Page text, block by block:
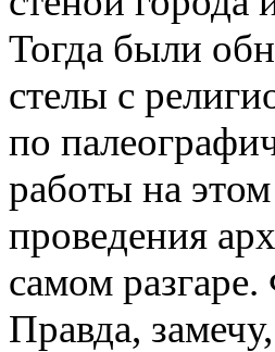
Тогда были
стелы с
по
работы на
проведения
самом
Правда,